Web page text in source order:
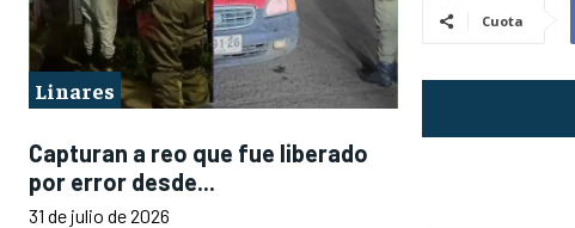
Linares
Capturan a reo que fue liberado
por error desde...
31 de julio de 2026
Cuota